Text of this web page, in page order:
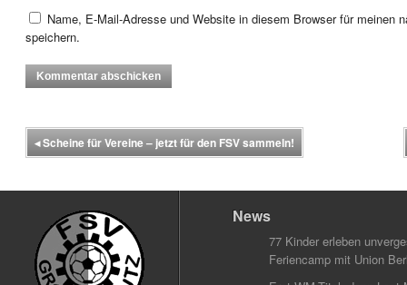
Name, E-Mail-Adresse und Website in diesem Browser für meinen
speichern.
◂Scheine für Vereine – jetzt für den FSV sammeln!
News
77 Kinder erleben
Feriencamp mit Union